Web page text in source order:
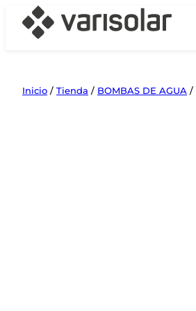
Saltar
Inicio / Tienda / BOMBAS DE AGUA /